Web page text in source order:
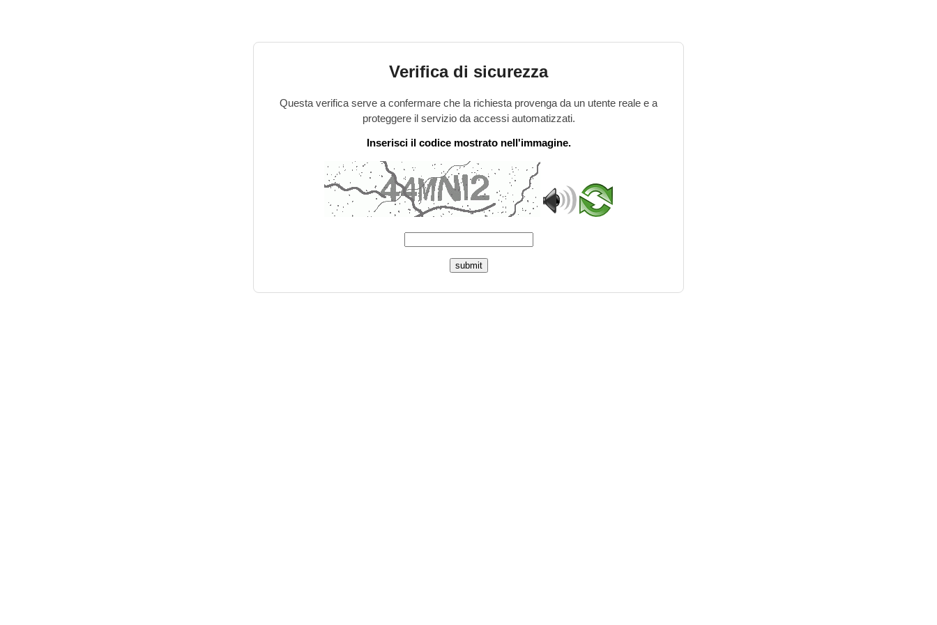
Verifica di sicurezza
Questa verifica serve a confermare che la richiesta provenga da un utente reale e a
proteggere il servizio da accessi automatizzati.
Inserisci il codice mostrato nell'immagine.
submit